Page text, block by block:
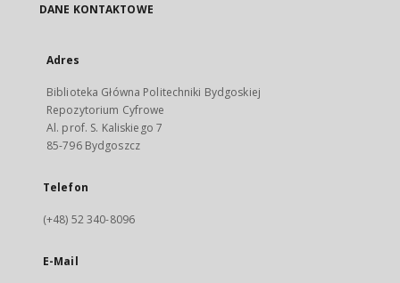
DANE KONTAKTOWE
Adres
Biblioteka Główna Politechniki Bydgoskiej
Repozytorium Cyfrowe
Al. prof. S. Kaliskiego 7
85-796 Bydgoszcz
Telefon
(+48) 52 340-8096
E-Mail